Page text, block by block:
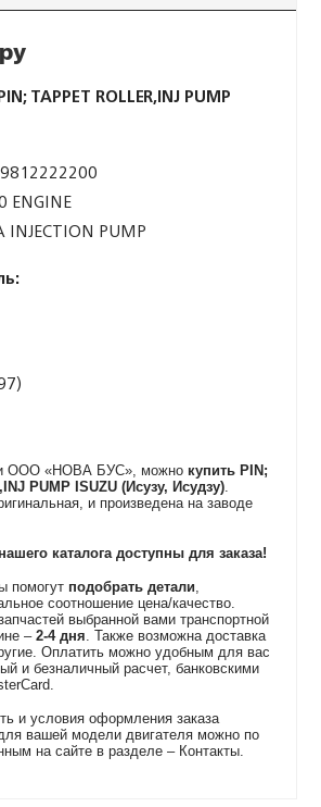
TAPPET ROLLER,INJ PUMP
ENGINE
PUMP
ООО «НОВА БУС», можно купить PIN;
PUMP ISUZU (Исузу, Исудзу).
и произведена на заводе
каталога доступны для заказа!
помогут подобрать детали,
соотношение цена/качество.
выбранной вами транспортной
–2-4 дня. Также возможна доставка
Оплатить можно удобным для вас
и безналичный расчет, банковскими
и условия оформления заказа
вашей модели двигателя можно по
на сайте в разделе – Контакты.